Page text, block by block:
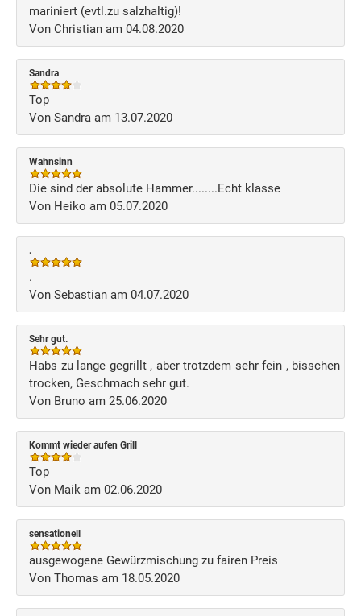
mariniert (evtl.zu salzhaltig)!
Von Christian am 04.08.2020
Sandra
Top
Von Sandra am 13.07.2020
Wahnsinn
Die sind der absolute Hammer........Echt klasse
Von Heiko am 05.07.2020
.
.
Von Sebastian am 04.07.2020
Sehr gut.
Habs zu lange gegrillt , aber trotzdem sehr fein , bisschen
trocken, Geschmach sehr gut.
Von Bruno am 25.06.2020
Kommt wieder aufen Grill
Top
Von Maik am 02.06.2020
sensationell
ausgewogene Gewürzmischung zu fairen Preis
Von Thomas am 18.05.2020